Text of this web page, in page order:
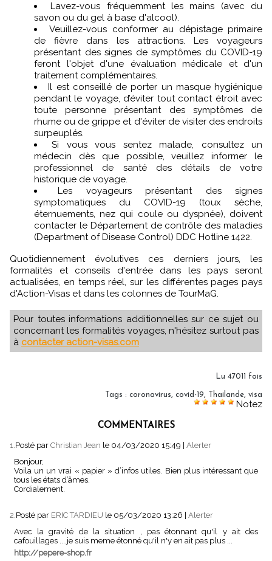
Lavez-vous fréquemment les mains (avec du
savon ou du gel à base d'alcool).
Veuillez-vous conformer au dépistage primaire
de fièvre dans les attractions. Les voyageurs
présentant des signes de symptômes du COVID-19
feront l'objet d'une évaluation médicale et d'un
traitement complémentaires.
Il est conseillé de porter un masque hygiénique
pendant le voyage, d’éviter tout contact étroit avec
toute personne présentant des symptômes de
rhume ou de grippe et d'éviter de visiter des endroits
surpeuplés.
Si vous vous sentez malade, consultez un
médecin dès que possible, veuillez informer le
professionnel de santé des détails de votre
historique de voyage.
Les voyageurs présentant des signes
symptomatiques du COVID-19 (toux sèche,
éternuements, nez qui coule ou dyspnée), doivent
contacter le Département de contrôle des maladies
(Department of Disease Control) DDC Hotline 1422.
Quotidiennement évolutives ces derniers jours, les
formalités et conseils d'entrée dans les pays seront
actualisées, en temps réel, sur les différentes pages pays
d'Action-Visas et dans les colonnes de TourMaG.
Pour toutes informations additionnelles sur ce sujet ou
concernant les formalités voyages, n'hésitez surtout pas
à contacter action-visas.com
Lu 47011 fois
Tags : coronavirus, covid-19, Thailande, visa
Notez
COMMENTAIRES
1.Posté par Christian Jean le 04/03/2020 15:49
Alerter
Bonjour,
Voila un un vrai « papier » d’infos utiles. Bien plus intéressant que
tous les états d’âmes.
Cordialement.
2.Posté par ERIC TARDIEU le 05/03/2020 13:26
Alerter
Avec la gravité de la situation , pas étonnant qu'il y ait des
cafouillages ....je suis meme étonné qu'il n'y en ait pas plus ...
http://pepere-shop.fr